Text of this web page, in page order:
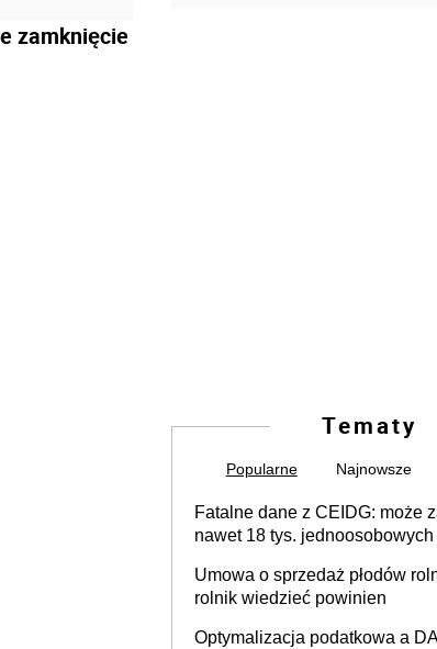
zamknięcie
Tematy
Popularne Najnowsze
Fatalne dane z CEIDG: może
nawet 18 tys. jednoosobowych
Umowa o sprzedaż płodów
rolnik wiedzieć powinien
Optymalizacja podatkowa a